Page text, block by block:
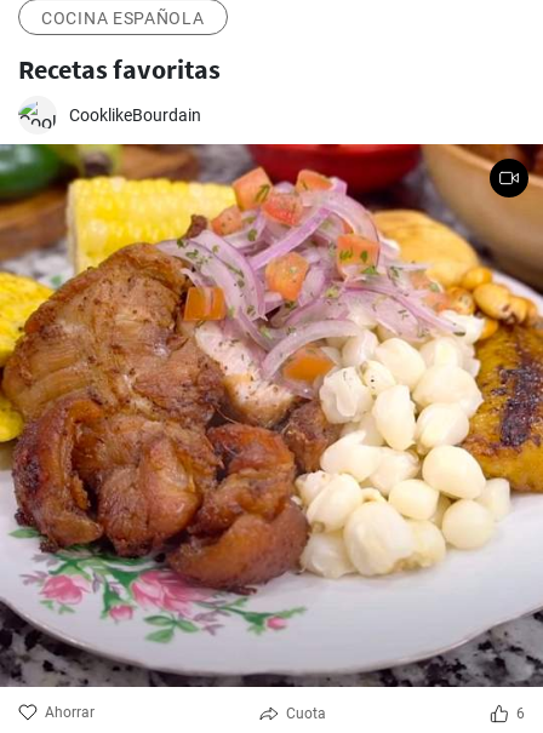
COCINA ESPAÑOLA
Recetas favoritas
CooklikeBourdain
Ahorrar Cuota 6